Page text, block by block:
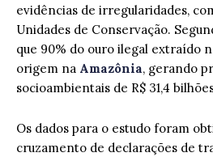
evidências de irregularidades,
Unidades de Conservação.
que 90% do ouro ilegal extraído
origem na Amazônia, gerando
socioambientais de R$ 31,4
Os dados para o estudo foram
cruzamento de declarações de